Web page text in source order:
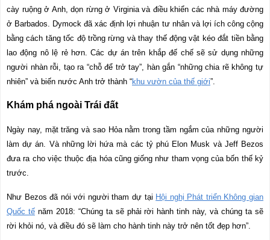
cày ruộng ở Anh, dọn rừng ở Virginia và điều khiển các nhà máy đường
ở Barbados. Dymock đã xác định lợi nhuận tư nhân và lợi ích công cộng
bằng cách tăng tốc độ trồng rừng và thay thế động vật kéo đắt tiền bằng
lao động nô lệ rẻ hơn. Các dự án trên khắp đế chế sẽ sử dụng những
người nhàn rỗi, tạo ra “chỗ để trở tay”, hàn gắn “những chia rẽ không tự
nhiên” và biến nước Anh trở thành “khu vườn của thế giới”.
Khám phá ngoài Trái đất
Ngày nay, mặt trăng và sao Hỏa nằm trong tầm ngắm của những người
làm dự án. Và những lời hứa mà các tỷ phú Elon Musk và Jeff Bezos
đưa ra cho việc thuộc địa hóa cũng giống như tham vọng của bốn thế kỷ
trước.
Như Bezos đã nói với người tham dự tại Hội nghị Phát triển Không gian
Quốc tếnăm 2018: “Chúng ta sẽ phải rời hành tinh này, và chúng ta sẽ
rời khỏi nó, và điều đó sẽ làm cho hành tinh này trở nên tốt đẹp hơn”.